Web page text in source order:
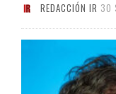
REDACCIÓN IR 30